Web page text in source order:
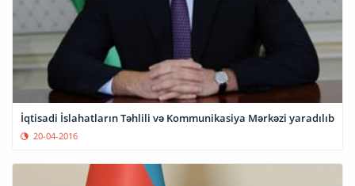
İqtisadi İslahatların Təhlili və Kommunikasiya Mərkəzi yaradılıb
20-04-2016